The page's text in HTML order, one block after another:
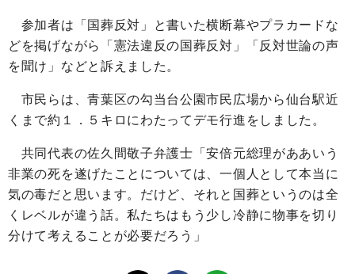
参加者は「国葬反対」と書いた横断幕やプラカードな
どを掲げながら「憲法違反の国葬反対」「反対世論の声
を聞け」などと訴えました。
市民らは、青葉区の勾当台公園市民広場から仙台駅近
くまで約１．５キロにわたってデモ行進をしました。
共同代表の佐久間敬子弁護士「安倍元総理がああいう
非業の死を遂げたことについては、一個人として本当に
気の毒だと思います。だけど、それと国葬というのは全
くレベルが違う話。私たちはもう少し冷静に物事を切り
分けて考えることが必要だろう」